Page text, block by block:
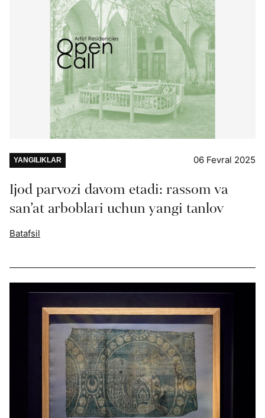
YANGILIKLAR 06 Fevral 2025
Ijod parvozi davom etadi: rassom va
san’at arboblari uchun yangi tanlov
Batafsil